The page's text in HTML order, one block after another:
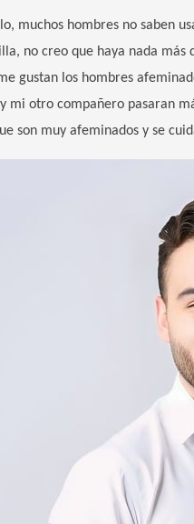
muchos hombres no saben
no creo que haya nada más
gustan los hombres
mi otro compañero pasaran
son muy afeminados y se